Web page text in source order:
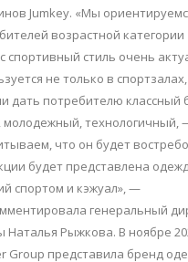
Jumkey. «Мы
возрастной категории
спортивный стиль очень
не только в
дать потребителю классный
молодежный, технологичный,
что он будет
будет представлена
спортом и кэжуал», —
генеральный
Наталья Рыжкова. В ноябре
Group представила бренд